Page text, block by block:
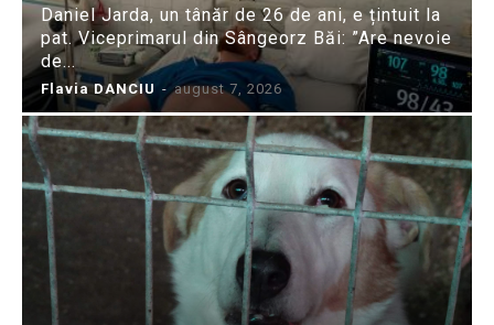
Daniel Jarda, un tânăr de 26 de ani, e țintuit la
pat. Viceprimarul din Sângeorz Băi: ”Are nevoie
de...
Flavia DANCIU - august 7, 2026